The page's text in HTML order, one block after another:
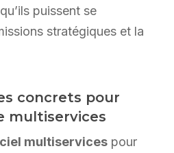
puissent se
stratégiques et la
concrets pour
multiservices
multiservicespour